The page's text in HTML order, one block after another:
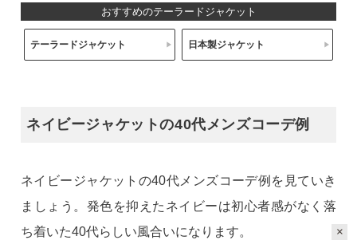
×
おすすめのテーラードジャケット
テーラードジャケット 日本製ジャケット
ネイビージャケットの40代メンズコーデ例
ネイビージャケットの40代メンズコーデ例を見ていき
ましょう。発色を抑えたネイビーは初心者感がなく落
ち着いた40代らしい風合いになります。